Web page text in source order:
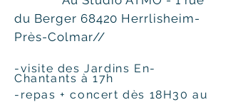
du Berger 68420 Herrlisheim-
Près-Colmar//
-visite des Jardins En-
Chantants à 17h
-repas + concert dès 18H30 au